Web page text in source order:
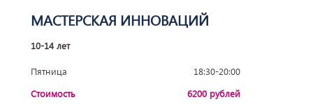
МАСТЕРСКАЯ ИННОВАЦИЙ
10-14 лет
Пятница
18:30-20:00
Стоимость
6200 рублей